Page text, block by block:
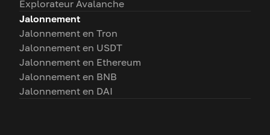
Explorateur Avalanche
Jalonnement
Jalonnement en Tron
Jalonnement en USDT
Jalonnement en Ethereum
Jalonnement en BNB
Jalonnement en DAI